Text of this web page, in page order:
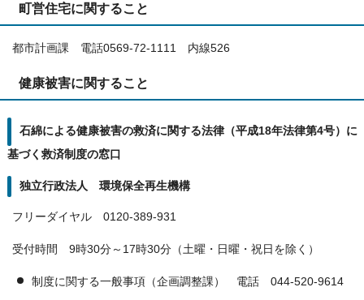
町営住宅に関すること
都市計画課 電話0569-72-1111 内線526
健康被害に関すること
石綿による健康被害の救済に関する法律（平成18年法律第4号）に
基づく救済制度の窓口
独立行政法人 環境保全再生機構
フリーダイヤル 0120-389-931
受付時間 9時30分～17時30分（土曜・日曜・祝日を除く）
制度に関する一般事項（企画調整課） 電話 044-520-9614